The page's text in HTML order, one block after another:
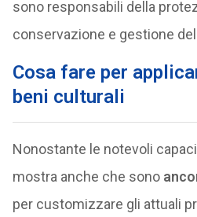
sono responsabili della
conservazione e gestione
Cosa fare per
beni culturali
Nonostante le notevoli
mostra anche che sono
per customizzare gli attuali